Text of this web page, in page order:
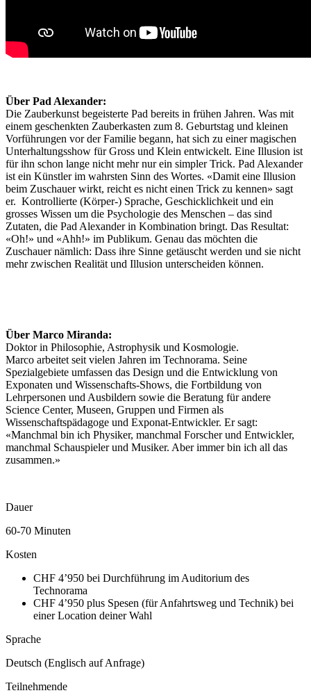
Über Pad Alexander:
Die Zauberkunst begeisterte Pad bereits in frühen Jahren. Was mit
einem geschenkten Zauberkasten zum 8. Geburtstag und kleinen
Vorführungen vor der Familie begann, hat sich zu einer magischen
Unterhaltungsshow für Gross und Klein entwickelt. Eine Illusion ist
für ihn schon lange nicht mehr nur ein simpler Trick. Pad Alexander
ist ein Künstler im wahrsten Sinn des Wortes. «Damit eine Illusion
beim Zuschauer wirkt, reicht es nicht einen Trick zu kennen» sagt
er. Kontrollierte (Körper-) Sprache, Geschicklichkeit und ein
grosses Wissen um die Psychologie des Menschen – das sind
Zutaten, die Pad Alexander in Kombination bringt. Das Resultat:
«Oh!» und «Ahh!» im Publikum. Genau das möchten die
Zuschauer nämlich: Dass ihre Sinne getäuscht werden und sie nicht
mehr zwischen Realität und Illusion unterscheiden können.
Über Marco Miranda:
Doktor in Philosophie, Astrophysik und Kosmologie.
Marco arbeitet seit vielen Jahren im Technorama. Seine
Spezialgebiete umfassen das Design und die Entwicklung von
Exponaten und Wissenschafts-Shows, die Fortbildung von
Lehrpersonen und Ausbildern sowie die Beratung für andere
Science Center, Museen, Gruppen und Firmen als
Wissenschaftspädagoge und Exponat-Entwickler. Er sagt:
«Manchmal bin ich Physiker, manchmal Forscher und Entwickler,
manchmal Schauspieler und Musiker. Aber immer bin ich all das
zusammen.»
Dauer
60-70 Minuten
Kosten
CHF 4’950 bei Durchführung im Auditorium des
Technorama
CHF 4’950 plus Spesen (für Anfahrtsweg und Technik) bei
einer Location deiner Wahl
Sprache
Deutsch (Englisch auf Anfrage)
Teilnehmende